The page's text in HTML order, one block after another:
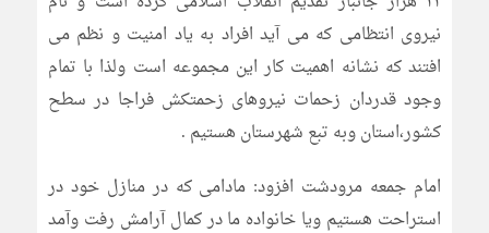
نیروی انتظامی که می آید افراد به یاد امنیت و نظم می
افتند که نشانه اهمیت کار این مجموعه است ولذا با تمام
وجود قدردان زحمات نیروهای زحمتکش فراجا در سطح
کشور،استان وبه تبع شهرستان هستیم .
امام جمعه مرودشت افزود: مادامی که در منازل خود در
استراحت هستیم ویا خانواده ما در کمال آرامش رفت وآمد